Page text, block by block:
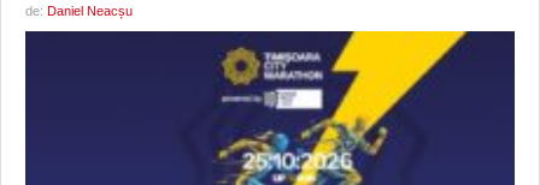
de: Daniel Neacșu